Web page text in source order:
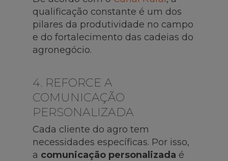
qualificação constante é um dos
pilares da produtividade no campo
e do fortalecimento das cadeias do
agronegócio.
4. REFORCE A
COMUNICAÇÃO
PERSONALIZADA
Cada cliente do agro tem
necessidades específicas. Por isso,
a comunicação personalizada é